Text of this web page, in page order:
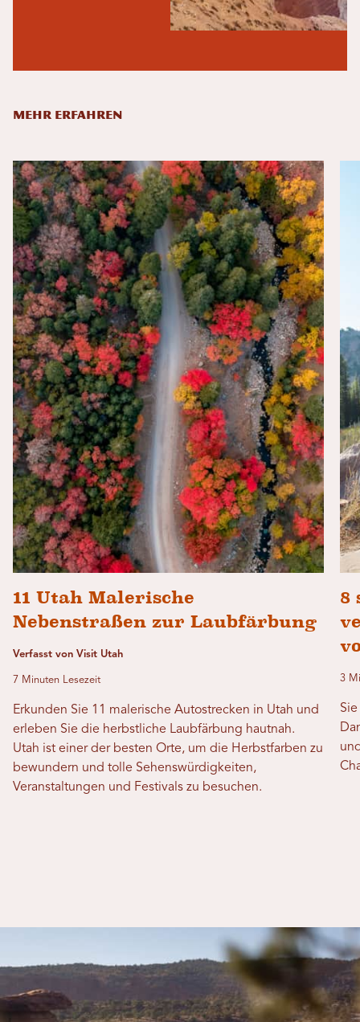
MEHR ERFAHREN
11 Utah Malerische
Nebenstraßen zur Laubfärbung
Verfasst von Visit Utah
7 Minuten Lesezeit
Erkunden Sie 11 malerische Autostrecken in Utah und
erleben Sie die herbstliche Laubfärbung hautnah.
Utah ist einer der besten Orte, um die Herbstfarben zu
bewundern und tolle Sehenswürdigkeiten,
Veranstaltungen und Festivals zu besuchen.
8
3